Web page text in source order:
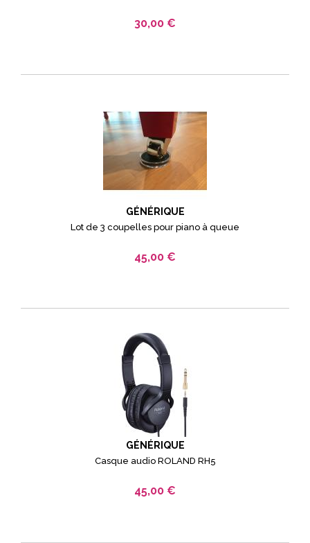
30,00 €
GÉNÉRIQUE
Lot de 3 coupelles pour piano à queue
45,00 €
GÉNÉRIQUE
Casque audio ROLAND RH5
45,00 €